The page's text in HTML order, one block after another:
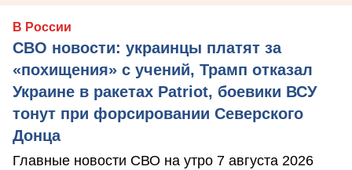
В России
СВО новости: украинцы платят за
«похищения» с учений, Трамп отказал
Украине в ракетах Patriot, боевики ВСУ
тонут при форсировании Северского
Донца
Главные новости СВО на утро 7 августа 2026